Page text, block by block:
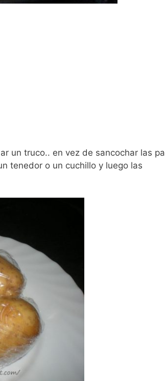
un truco.. en vez de sancochar las
tenedor o un cuchillo y luego las